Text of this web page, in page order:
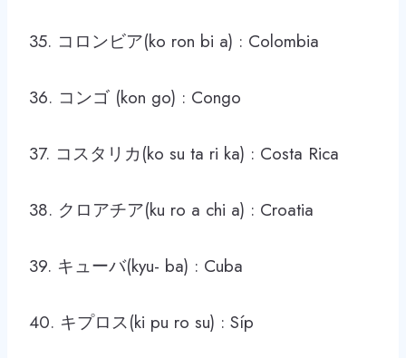
35. コロンビア(ko ron bi a) : Colombia
36. コンゴ (kon go) : Congo
37. コスタリカ(ko su ta ri ka) : Costa Rica
38. クロアチア(ku ro a chi a) : Croatia
39. キューバ(kyu- ba) : Cuba
40. キプロス(ki pu ro su) : Síp